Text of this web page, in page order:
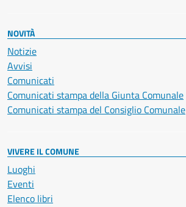
NOVITÀ
Notizie
Avvisi
Comunicati
Comunicati stampa della Giunta Comunale
Comunicati stampa del Consiglio Comunale
VIVERE IL COMUNE
Luoghi
Eventi
Elenco libri